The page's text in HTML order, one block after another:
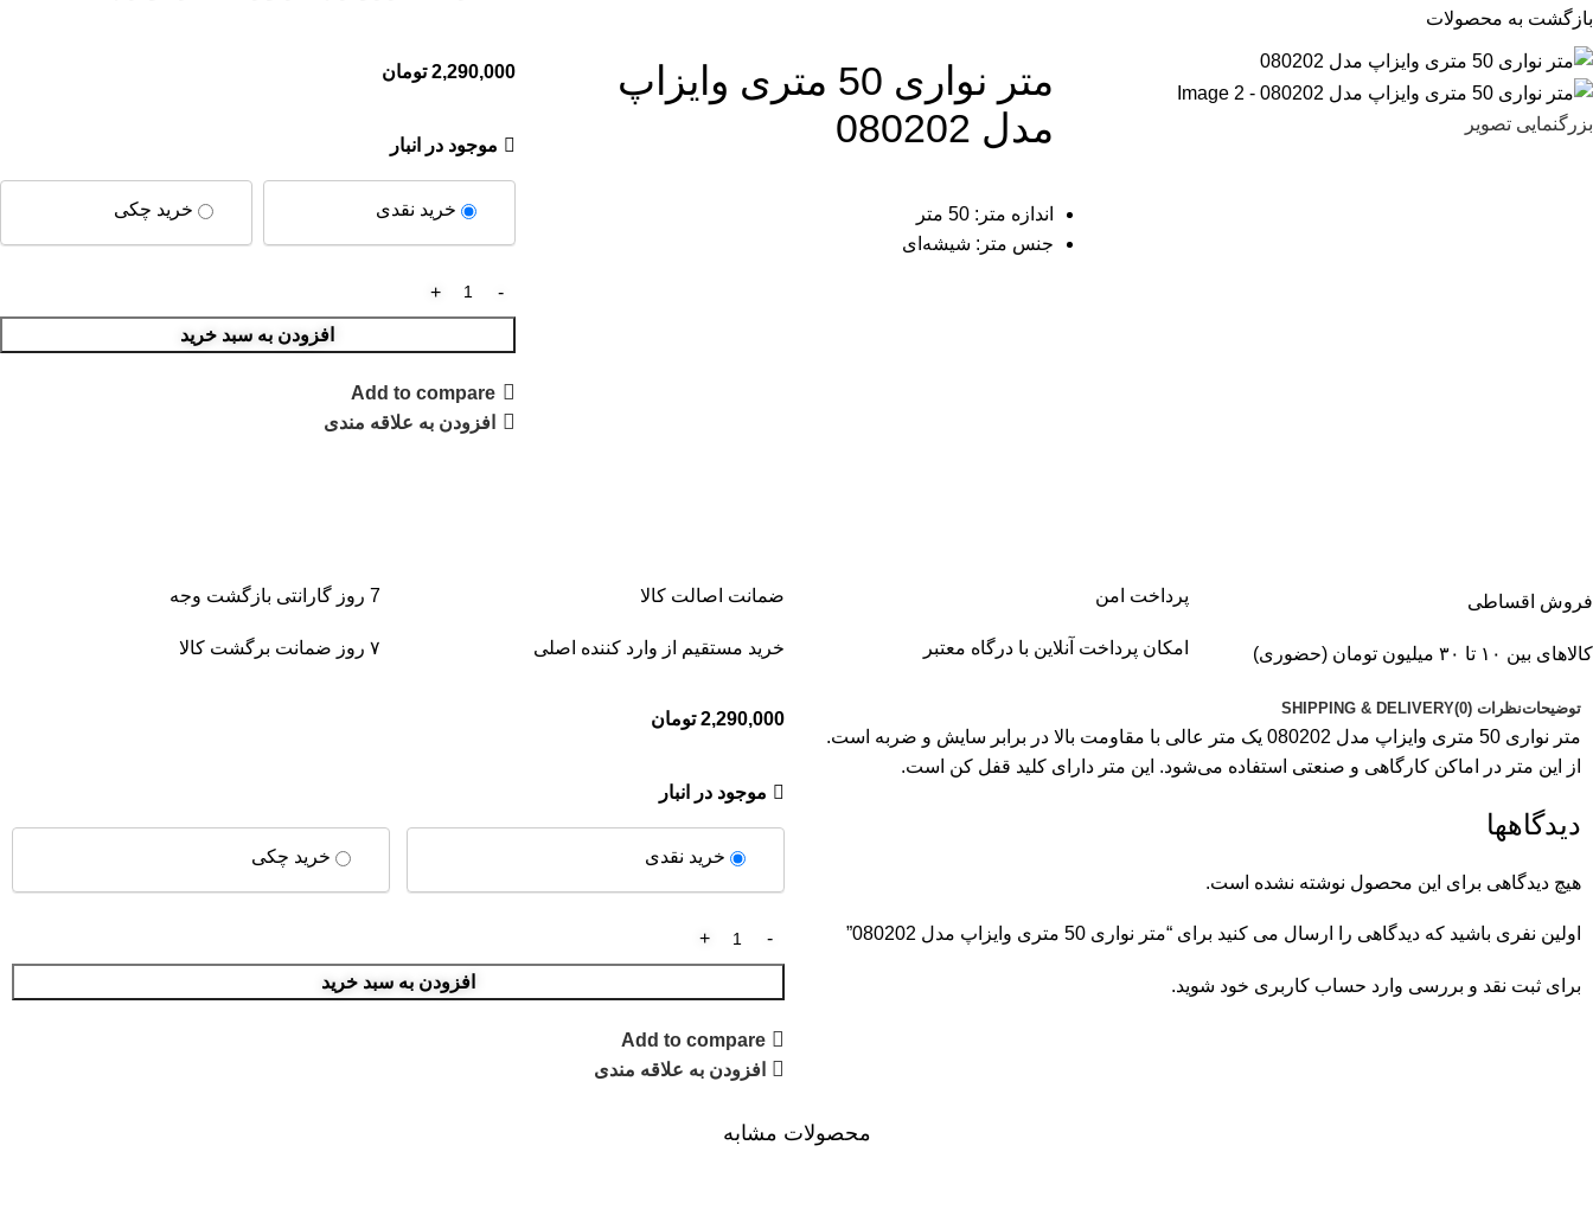
بازگشت به محصولات
بزرگنمایی تصویر
متر نواری 50 متری وایزاپ
مدل 080202
اندازه متر: 50 متر
جنس متر: شیشه‌ای
2,290,000 تومان
موجود در انبار
خرید چکی خرید نقدی
افزودن به سبد خرید
Add to compare
افزودن به علاقه مندی
فروش اقساطی
کالاهای بین ۱۰ تا ۳۰ میلیون تومان (حضوری)
پرداخت امن
امکان پرداخت آنلاین با درگاه معتبر
ضمانت اصالت کالا
خرید مستقیم از وارد کننده اصلی
7 روز گارانتی بازگشت وجه
۷ روز ضمانت برگشت کالا
توضیحاتنظرات (0) SHIPPING & DELIVERY
متر نواری 50 متری وایزاپ مدل 080202 یک متر عالی با مقاومت بالا در برابر سایش و ضربه است.
از این متر در اماکن کارگاهی و صنعتی استفاده می‌شود. این متر دارای کلید قفل کن است.
دیدگاهها
هیچ دیدگاهی برای این محصول نوشته نشده است.
اولین نفری باشید که دیدگاهی را ارسال می کنید برای “متر نواری 50 متری وایزاپ مدل 080202”
برای ثبت نقد و بررسی وارد حساب کاربری خود شوید.
2,290,000 تومان
موجود در انبار
خرید چکی خرید نقدی
افزودن به سبد خرید
Add to compare
افزودن به علاقه مندی
محصولات مشابه